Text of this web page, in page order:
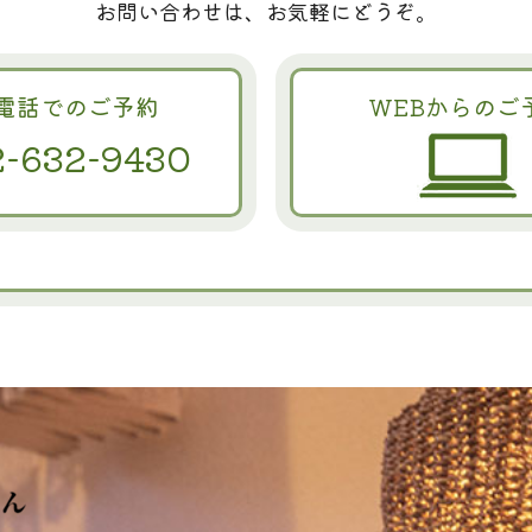
お問い合わせは、お気軽にどうぞ。
話でのご予約
632-9430
WEBからのご